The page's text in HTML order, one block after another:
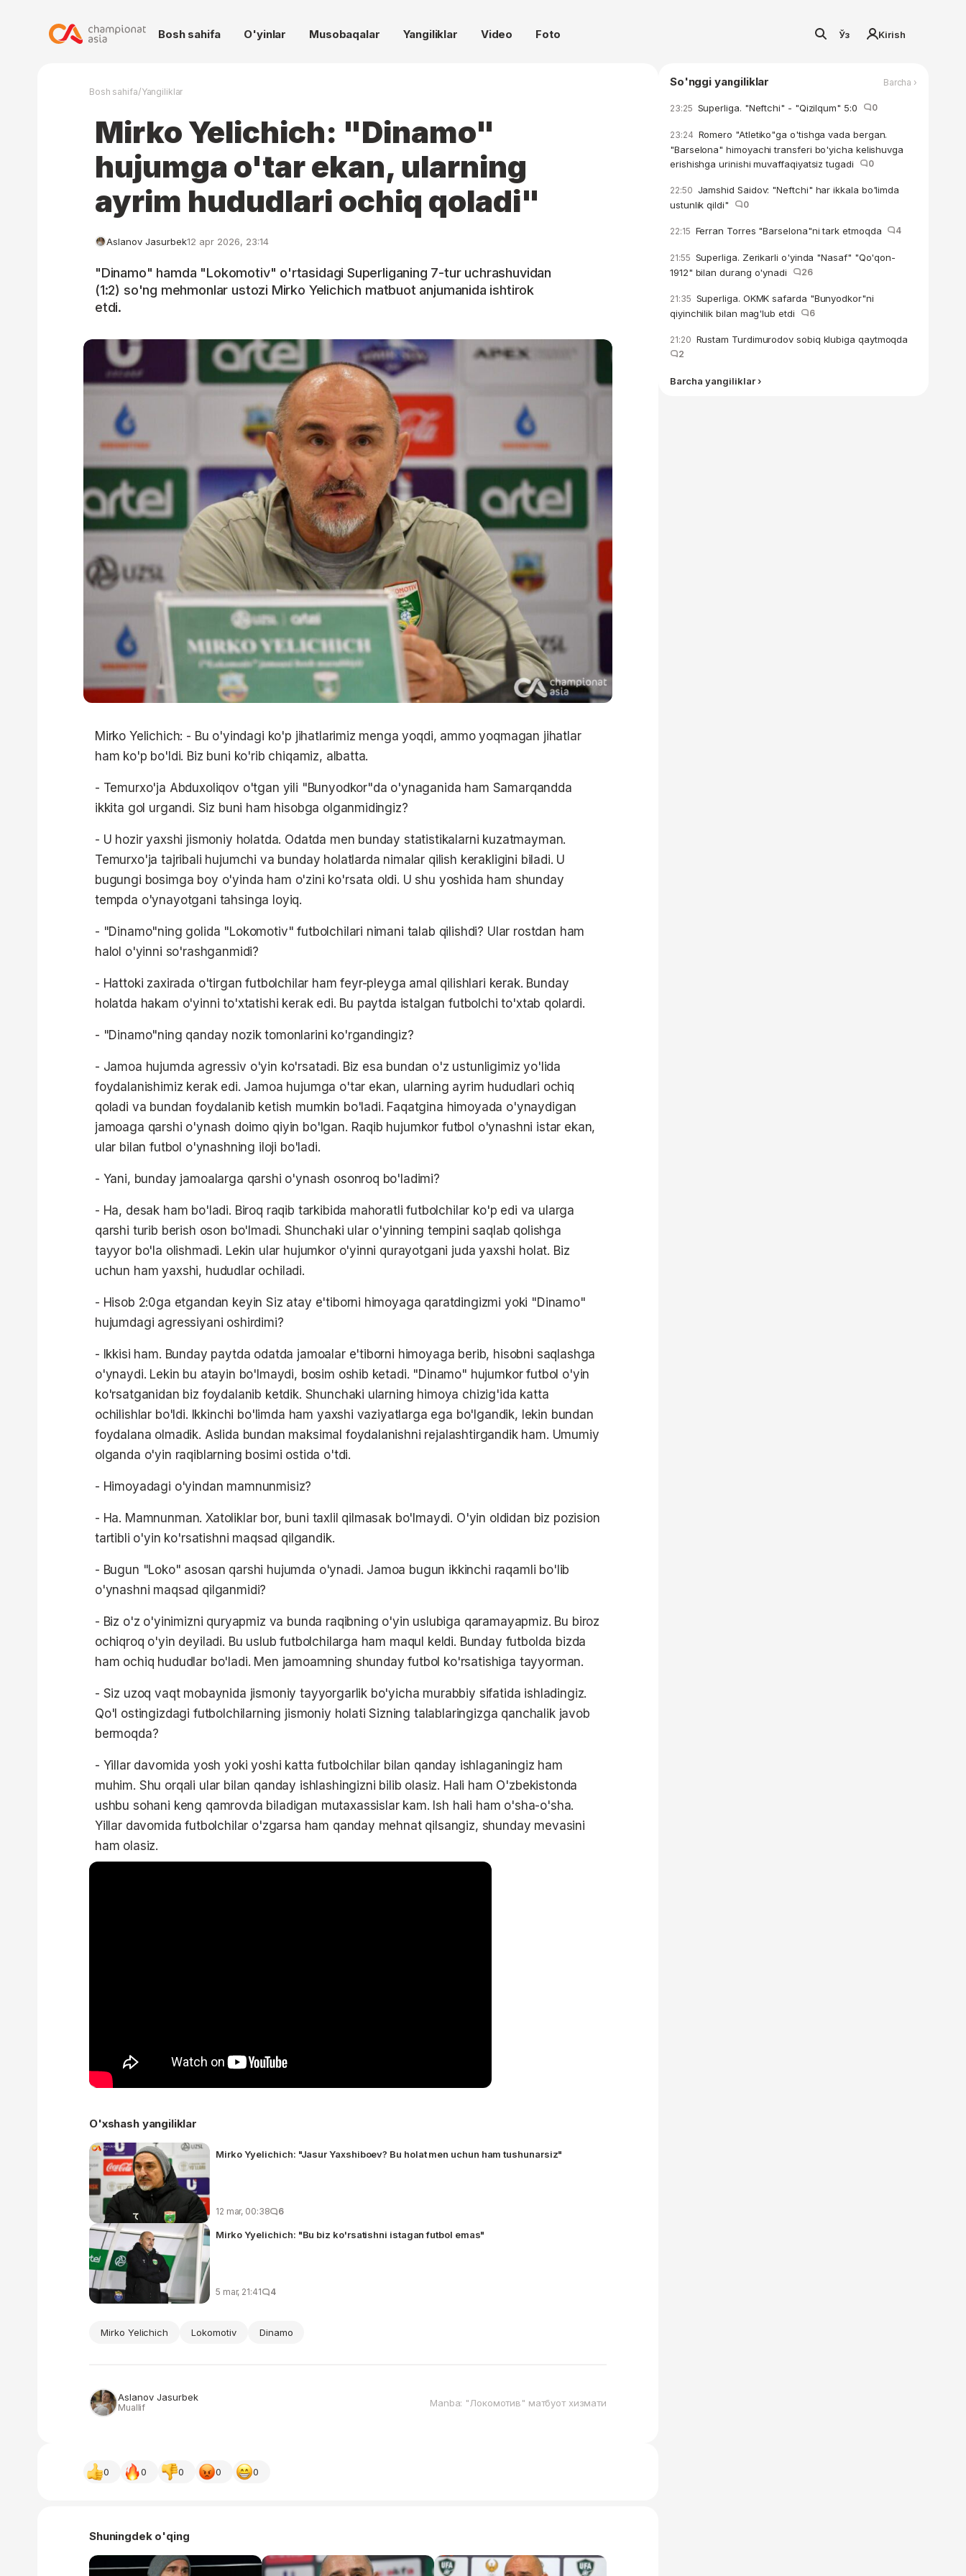
Bosh sahifa O'yinlar Musobaqalar Yangiliklar Video Foto Ўз Kirish
Bosh sahifa/Yangiliklar
Mirko Yelichich: "Dinamo"
hujumga o'tar ekan, ularning
ayrim hududlari ochiq qoladi"
Aslanov Jasurbek12 apr 2026, 23:14
"Dinamo" hamda "Lokomotiv" o'rtasidagi Superliganing 7-tur uchrashuvidan
(1:2) so'ng mehmonlar ustozi Mirko Yelichich matbuot anjumanida ishtirok
etdi.
Mirko Yelichich: - Bu o'yindagi ko'p jihatlarimiz menga yoqdi, ammo yoqmagan jihatlar
ham ko'p bo'ldi. Biz buni ko'rib chiqamiz, albatta.
- Temurxo'ja Abduxoliqov o'tgan yili "Bunyodkor"da o'ynaganida ham Samarqandda
ikkita gol urgandi. Siz buni ham hisobga olganmidingiz?
- U hozir yaxshi jismoniy holatda. Odatda men bunday statistikalarni kuzatmayman.
Temurxo'ja tajribali hujumchi va bunday holatlarda nimalar qilish kerakligini biladi. U
bugungi bosimga boy o'yinda ham o'zini ko'rsata oldi. U shu yoshida ham shunday
tempda o'ynayotgani tahsinga loyiq.
- "Dinamo"ning golida "Lokomotiv" futbolchilari nimani talab qilishdi? Ular rostdan ham
halol o'yinni so'rashganmidi?
- Hattoki zaxirada o'tirgan futbolchilar ham feyr-pleyga amal qilishlari kerak. Bunday
holatda hakam o'yinni to'xtatishi kerak edi. Bu paytda istalgan futbolchi to'xtab qolardi.
- "Dinamo"ning qanday nozik tomonlarini ko'rgandingiz?
- Jamoa hujumda agressiv o'yin ko'rsatadi. Biz esa bundan o'z ustunligimiz yo'lida
foydalanishimiz kerak edi. Jamoa hujumga o'tar ekan, ularning ayrim hududlari ochiq
qoladi va bundan foydalanib ketish mumkin bo'ladi. Faqatgina himoyada o'ynaydigan
jamoaga qarshi o'ynash doimo qiyin bo'lgan. Raqib hujumkor futbol o'ynashni istar ekan,
ular bilan futbol o'ynashning iloji bo'ladi.
- Yani, bunday jamoalarga qarshi o'ynash osonroq bo'ladimi?
- Ha, desak ham bo'ladi. Biroq raqib tarkibida mahoratli futbolchilar ko'p edi va ularga
qarshi turib berish oson bo'lmadi. Shunchaki ular o'yinning tempini saqlab qolishga
tayyor bo'la olishmadi. Lekin ular hujumkor o'yinni qurayotgani juda yaxshi holat. Biz
uchun ham yaxshi, hududlar ochiladi.
- Hisob 2:0ga etgandan keyin Siz atay e'tiborni himoyaga qaratdingizmi yoki "Dinamo"
hujumdagi agressiyani oshirdimi?
- Ikkisi ham. Bunday paytda odatda jamoalar e'tiborni himoyaga berib, hisobni saqlashga
o'ynaydi. Lekin bu atayin bo'lmaydi, bosim oshib ketadi. "Dinamo" hujumkor futbol o'yin
ko'rsatganidan biz foydalanib ketdik. Shunchaki ularning himoya chizig'ida katta
ochilishlar bo'ldi. Ikkinchi bo'limda ham yaxshi vaziyatlarga ega bo'lgandik, lekin bundan
foydalana olmadik. Aslida bundan maksimal foydalanishni rejalashtirgandik ham. Umumiy
olganda o'yin raqiblarning bosimi ostida o'tdi.
- Himoyadagi o'yindan mamnunmisiz?
- Ha. Mamnunman. Xatoliklar bor, buni taxlil qilmasak bo'lmaydi. O'yin oldidan biz pozision
tartibli o'yin ko'rsatishni maqsad qilgandik.
- Bugun "Loko" asosan qarshi hujumda o'ynadi. Jamoa bugun ikkinchi raqamli bo'lib
o'ynashni maqsad qilganmidi?
- Biz o'z o'yinimizni quryapmiz va bunda raqibning o'yin uslubiga qaramayapmiz. Bu biroz
ochiqroq o'yin deyiladi. Bu uslub futbolchilarga ham maqul keldi. Bunday futbolda bizda
ham ochiq hududlar bo'ladi. Men jamoamning shunday futbol ko'rsatishiga tayyorman.
- Siz uzoq vaqt mobaynida jismoniy tayyorgarlik bo'yicha murabbiy sifatida ishladingiz.
Qo'l ostingizdagi futbolchilarning jismoniy holati Sizning talablaringizga qanchalik javob
bermoqda?
- Yillar davomida yosh yoki yoshi katta futbolchilar bilan qanday ishlaganingiz ham
muhim. Shu orqali ular bilan qanday ishlashingizni bilib olasiz. Hali ham O'zbekistonda
ushbu sohani keng qamrovda biladigan mutaxassislar kam. Ish hali ham o'sha-o'sha.
Yillar davomida futbolchilar o'zgarsa ham qanday mehnat qilsangiz, shunday mevasini
ham olasiz.
O'xshash yangiliklar
Mirko Yyelichich: "Jasur Yaxshiboev? Bu holat men uchun ham tushunarsiz"
12 mar, 00:38 6
Mirko Yyelichich: "Bu biz ko'rsatishni istagan futbol emas"
5 mar, 21:41 4
Mirko Yelichich Lokomotiv Dinamo
Aslanov Jasurbek
Muallif Manba: "Локомотив" матбуот хизмати
0 0 0 0 0
Shuningdek o'qing
So'nggi yangiliklar Barcha ›
23:25 Superliga. "Neftchi" - "Qizilqum" 5:0 0
23:24 Romero "Atletiko"ga o'tishga vada bergan.
"Barselona" himoyachi transferi bo'yicha kelishuvga
erishishga urinishi muvaffaqiyatsiz tugadi
0
22:50 Jamshid Saidov: "Neftchi" har ikkala bo'limda
ustunlik qildi"
0
22:15 Ferran Torres "Barselona"ni tark etmoqda 4
21:55 Superliga. Zerikarli o'yinda "Nasaf" "Qo'qon-
1912" bilan durang o'ynadi
26
21:35 Superliga. OKMK safarda "Bunyodkor"ni
qiyinchilik bilan mag'lub etdi
6
21:20 Rustam Turdimurodov sobiq klubiga qaytmoqda
2
Barcha yangiliklar ›